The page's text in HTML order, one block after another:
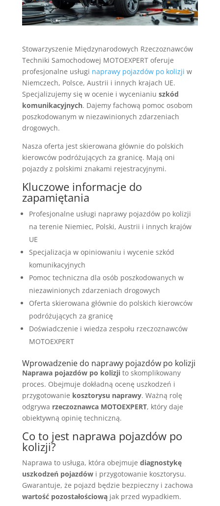
Stowarzyszenie Międzynarodowych Rzeczoznawców
Techniki Samochodowej MOTOEXPERT oferuje
profesjonalne usługi naprawy pojazdów po kolizji w
Niemczech, Polsce, Austrii i innych krajach UE.
Specjalizujemy się w ocenie i wycenianiu szkód
komunikacyjnych. Dajemy fachową pomoc osobom
poszkodowanym w niezawinionych zdarzeniach
drogowych.
Nasza oferta jest skierowana głównie do polskich
kierowców podróżujących za granicę. Mają oni
pojazdy z polskimi znakami rejestracyjnymi.
Kluczowe informacje do
zapamiętania
Profesjonalne usługi naprawy pojazdów po kolizji
na terenie Niemiec, Polski, Austrii i innych krajów
UE
Specjalizacja w opiniowaniu i wycenie szkód
komunikacyjnych
Pomoc techniczna dla osób poszkodowanych w
niezawinionych zdarzeniach drogowych
Oferta skierowana głównie do polskich kierowców
podróżujących za granicę
Doświadczenie i wiedza zespołu rzeczoznawców
MOTOEXPERT
Wprowadzenie do naprawy pojazdów po kolizji
Naprawa pojazdów po kolizjito skomplikowany
proces. Obejmuje dokładną ocenę uszkodzeń i
przygotowanie kosztorysu naprawy. Ważną rolę
odgrywa rzeczoznawca MOTOEXPERT, który daje
obiektywną opinię techniczną.
Co to jest naprawa pojazdów po
kolizji?
Naprawa to usługa, która obejmuje diagnostykę
uszkodzeń pojazdówi przygotowanie kosztorysu.
Gwarantuje, że pojazd będzie bezpieczny i zachowa
wartość pozostałościowąjak przed wypadkiem.